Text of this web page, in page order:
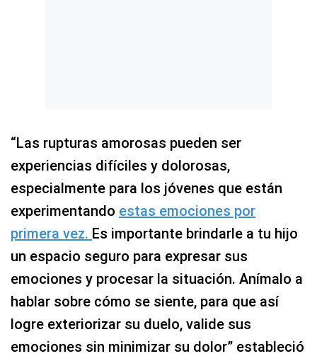
“Las rupturas amorosas pueden ser
experiencias difíciles y dolorosas,
especialmente para los jóvenes que están
experimentando estas emociones por
primera vez. Es importante brindarle a tu hijo
un espacio seguro para expresar sus
emociones y procesar la situación. Anímalo a
hablar sobre cómo se siente, para que así
logre exteriorizar su duelo, valide sus
emociones sin minimizar su dolor” estableció